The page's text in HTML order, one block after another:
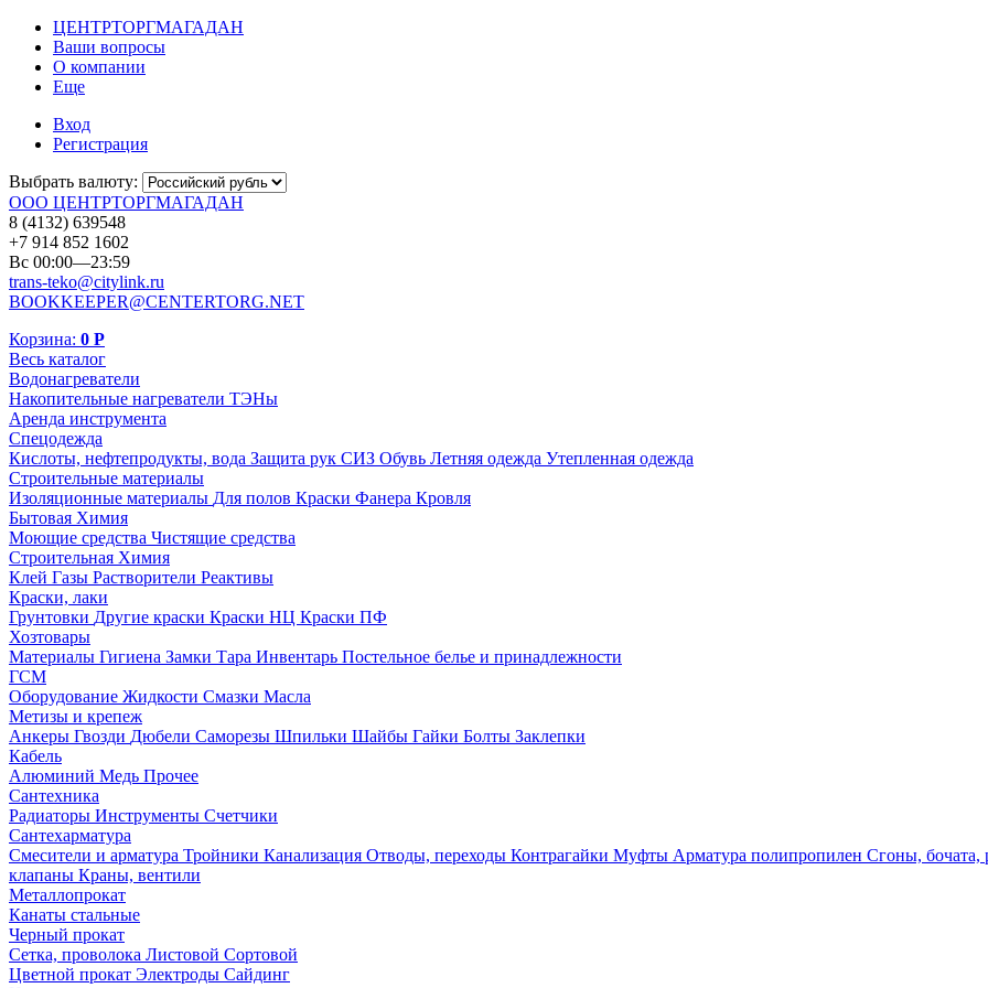
ЦЕНТРТОРГМАГАДАН
Ваши вопросы
О компании
Еще
Вход
Регистрация
Выбрать валюту:
ООО ЦЕНТРТОРГМАГАДАН
8 (4132) 639548
+7 914 852 1602
Вс 00:00—23:59
trans-teko@citylink.ru
BOOKKEEPER@CENTERTORG.NET
Корзина: 0 Р
Весь каталог
Водонагреватели
Накопительные нагреватели ТЭНы
Аренда инструмента
Спецодежда
Кислоты, нефтепродукты, вода Защита рук СИЗ Обувь Летняя одежда Утепленная одежда
Строительные материалы
Изоляционные материалы Для полов Краски Фанера Кровля
Бытовая Химия
Моющие средства Чистящие средства
Строительная Химия
Клей Газы Растворители Реактивы
Краски, лаки
Грунтовки Другие краски Краски НЦ Краски ПФ
Хозтовары
Материалы Гигиена Замки Тара Инвентарь Постельное белье и принадлежности
ГСМ
Оборудование Жидкости Смазки Масла
Метизы и крепеж
Анкеры Гвозди Дюбели Саморезы Шпильки Шайбы Гайки Болты Заклепки
Кабель
Алюминий Медь Прочее
Сантехника
Радиаторы Инструменты Счетчики
Сантехарматура
Смесители и арматура Тройники Канализация Отводы, переходы Контрагайки Муфты Арматура полипропилен Сгоны, бочата,
клапаны Краны, вентили
Металлопрокат
Канаты стальные
Черный прокат
Сетка, проволока Листовой Сортовой
Цветной прокат Электроды Сайдинг